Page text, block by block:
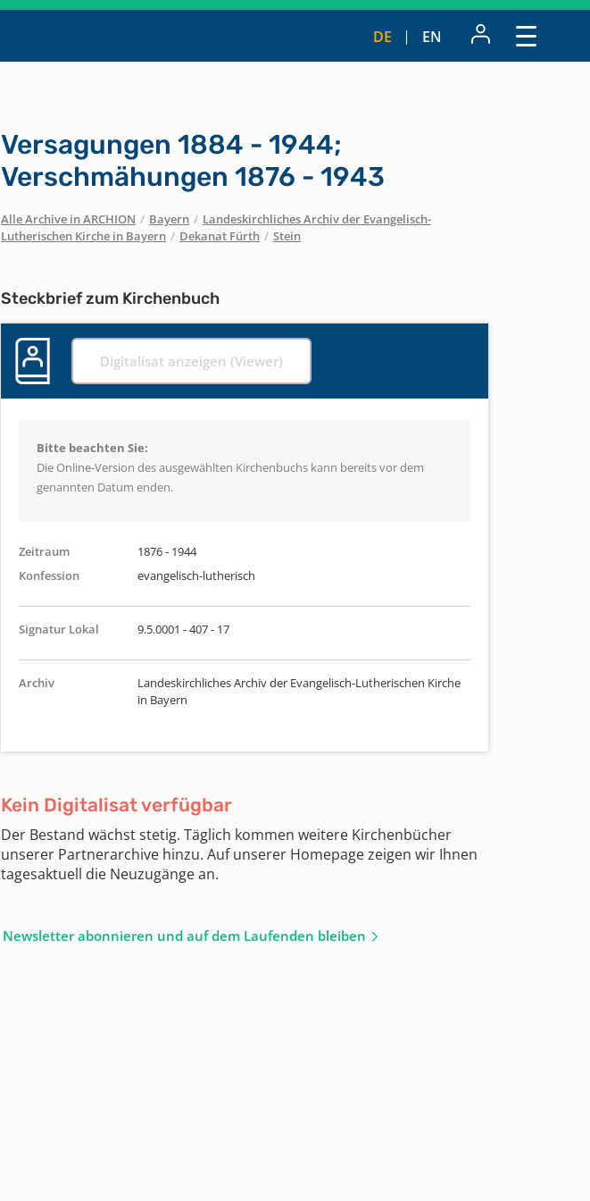
DE EN
Versagungen 1884 - 1944;
Verschmähungen 1876 - 1943
Alle Archive in ARCHION / Bayern / Landeskirchliches Archiv der Evangelisch-
Lutherischen Kirche in Bayern / Dekanat Fürth / Stein
Steckbrief zum Kirchenbuch
Digitalisat anzeigen (Viewer)
Bitte beachten Sie:
Die Online-Version des ausgewählten Kirchenbuchs kann bereits vor dem
genannten Datum enden.
Zeitraum
1876 - 1944
Konfession
evangelisch-lutherisch
Signatur Lokal 9.5.0001 - 407 - 17
Archiv
Landeskirchliches Archiv der Evangelisch-Lutherischen Kirche
in Bayern
Kein Digitalisat verfügbar
Der Bestand wächst stetig. Täglich kommen weitere Kirchenbücher
unserer Partnerarchive hinzu. Auf unserer Homepage zeigen wir Ihnen
tagesaktuell die Neuzugänge an.
Newsletter abonnieren und auf dem Laufenden bleiben